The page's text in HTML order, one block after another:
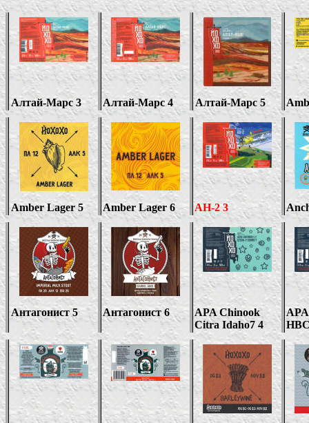
Алтай-Марс 3 Алтай-Марс4 Алтай-Марс 5
Amber Lager5 Amber Lager 6 АН-2 3
Антагонист 5 Антагонист6
APA Chinook
Citra Idaho7 4